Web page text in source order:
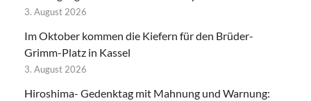
3. August 2026
Im Oktober kommen die Kiefern für den Brüder-
Grimm-Platz in Kassel
3. August 2026
Hiroshima- Gedenktag mit Mahnung und Warnung: